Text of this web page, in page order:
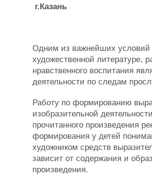
г.Казань
Одним из важнейших условий
художественной литературе,
нравственного воспитания
деятельности по следам
Работу по формированию
изобразительной
прочитанного произведения
формирования у детей
художником средств
зависит от содержания и
произведения.